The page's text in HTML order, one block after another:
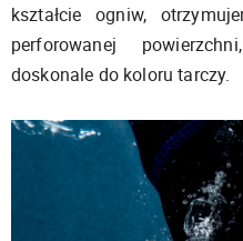
kształcie ogniw,
perforowanej
doskonale do koloru tarczy.